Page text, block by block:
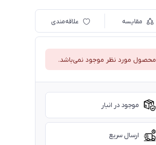
مقایسه علاقه‌مندی
محصول مورد نظر موجود نمی‌باشد.
موجود در انبار
ارسال سریع